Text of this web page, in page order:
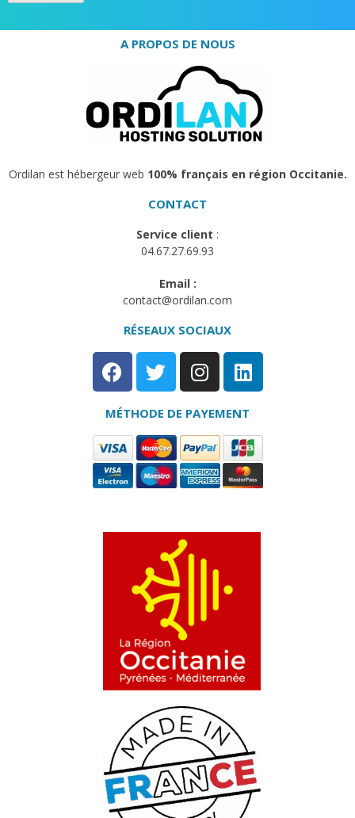
A PROPOS DE NOUS
Ordilan est hébergeur web 100% français en région Occitanie.
CONTACT
Service client :
04.67.27.69.93
Email :
contact@ordilan.com
RÉSEAUX SOCIAUX​
MÉTHODE DE PAYEMENT